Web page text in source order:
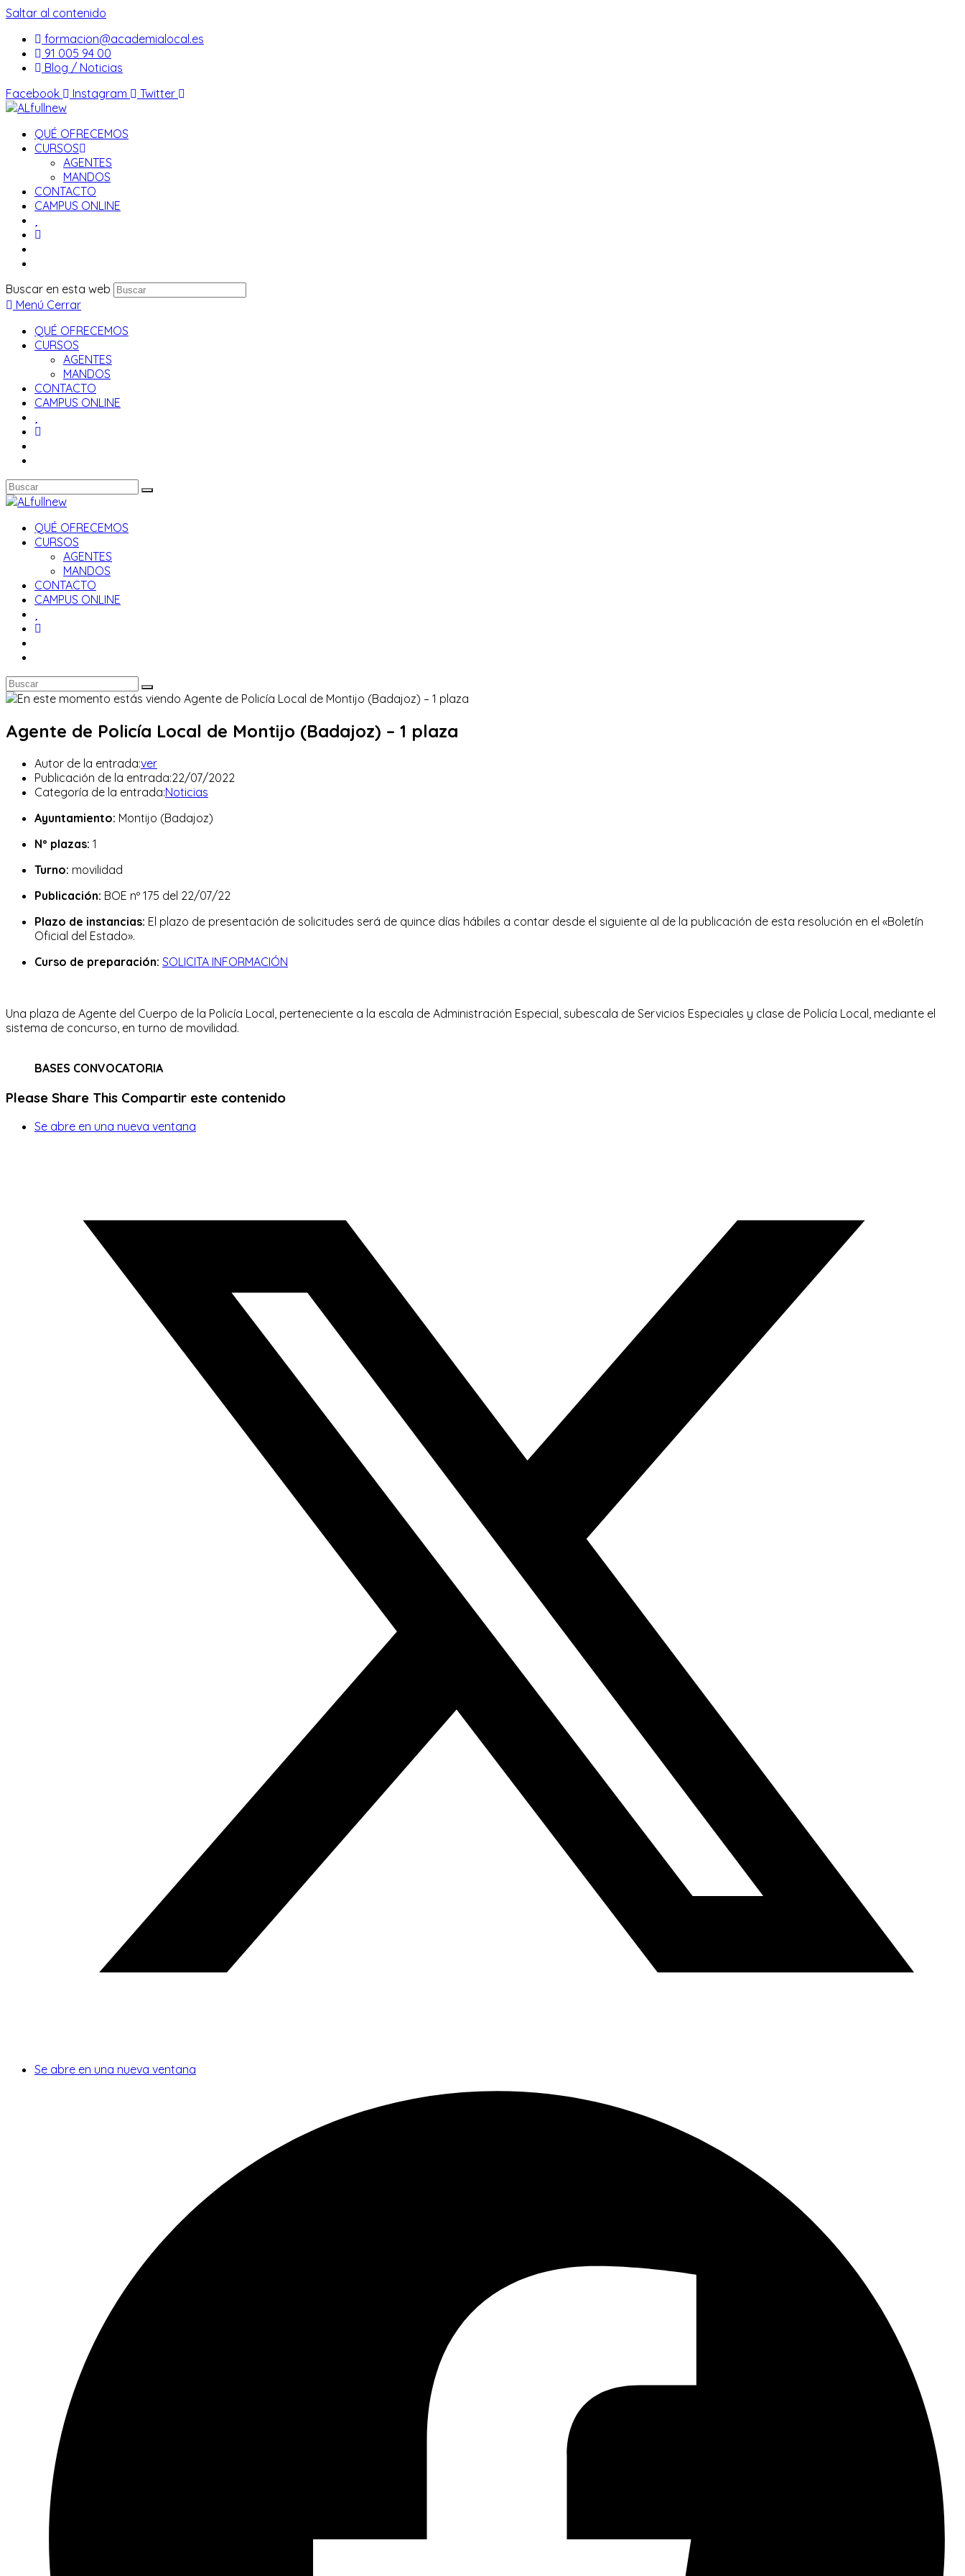
Saltar al contenido
formacion@academialocal.es
91 005 94 00
Blog / Noticias
Facebook
Instagram Twitter
QUÉ OFRECEMOS
CURSOS
AGENTES
MANDOS
CONTACTO
CAMPUS ONLINE
Buscar en esta web
Menú Cerrar
QUÉ OFRECEMOS
CURSOS
AGENTES
MANDOS
CONTACTO
CAMPUS ONLINE
QUÉ OFRECEMOS
CURSOS
AGENTES
MANDOS
CONTACTO
CAMPUS ONLINE
Agente de Policía Local de Montijo (Badajoz) – 1 plaza
Autor de la entrada:ver
Publicación de la entrada:22/07/2022
Categoría de la entrada:Noticias
Ayuntamiento: Montijo (Badajoz)
Nº plazas: 1
Turno: movilidad
Publicación: BOE nº 175 del 22/07/22
Plazo de instancias: El plazo de presentación de solicitudes será de quince días hábiles a contar desde el siguiente al de la publicación de esta resolución en el «Boletín
Oficial del Estado».
Curso de preparación: SOLICITA INFORMACIÓN
Una plaza de Agente del Cuerpo de la Policía Local, perteneciente a la escala de Administración Especial, subescala de Servicios Especiales y clase de Policía Local, mediante el
sistema de concurso, en turno de movilidad.
BASES CONVOCATORIA
Please Share This Compartir este contenido
Se abre en una nueva ventana
Se abre en una nueva ventana